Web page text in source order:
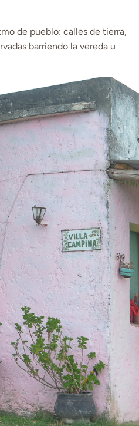
de pueblo: calles de tierra,
barriendo la vereda u